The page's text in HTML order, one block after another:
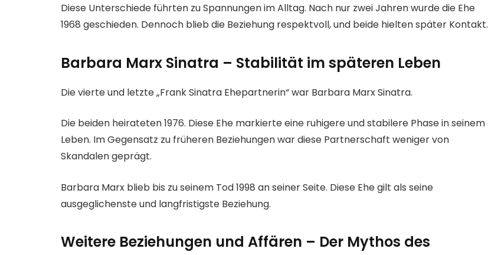
Diese Unterschiede führten zu Spannungen im Alltag. Nach nur zwei Jahren wurde die Ehe
1968 geschieden. Dennoch blieb die Beziehung respektvoll, und beide hielten später Kontakt.
Barbara Marx Sinatra – Stabilität im späteren Leben
Die vierte und letzte „Frank Sinatra Ehepartnerin“ war Barbara Marx Sinatra.
Die beiden heirateten 1976. Diese Ehe markierte eine ruhigere und stabilere Phase in seinem
Leben. Im Gegensatz zu früheren Beziehungen war diese Partnerschaft weniger von
Skandalen geprägt.
Barbara Marx blieb bis zu seinem Tod 1998 an seiner Seite. Diese Ehe gilt als seine
ausgeglichenste und langfristigste Beziehung.
Weitere Beziehungen und Affären – Der Mythos des